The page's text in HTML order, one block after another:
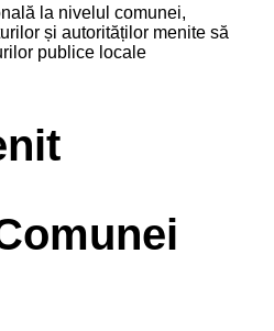
la nivelul comunei,
și autorităților menite să
publice locale